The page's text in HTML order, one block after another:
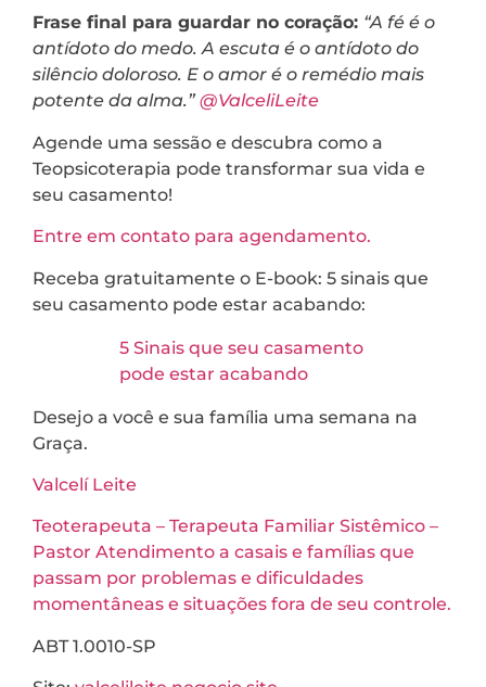
Frase final para guardar no coração: “A fé é o
antídoto do medo. A escuta é o antídoto do
silêncio doloroso. E o amor é o remédio mais
potente da alma.”@ValceliLeite
Agende uma sessão e descubra como a
Teopsicoterapia pode transformar sua vida e
seu casamento!
Entre em contato para agendamento.
Receba gratuitamente o E-book: 5 sinais que
seu casamento pode estar acabando:
5 Sinais que seu casamento
pode estar acabando
Desejo a você e sua família uma semana na
Graça.
Valcelí Leite
Teoterapeuta – Terapeuta Familiar Sistêmico –
Pastor Atendimento a casais e famílias que
passam por problemas e dificuldades
momentâneas e situações fora de seu controle.
ABT 1.0010-SP